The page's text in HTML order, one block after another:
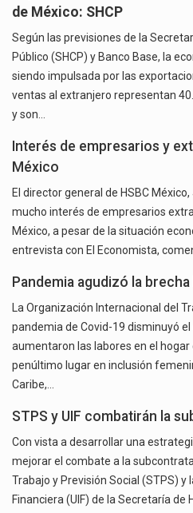
de México: SHCP
Según las previsiones de la
Público (SHCP) y Banco Base, la
siendo impulsada por las
ventas al extranjero representan
y son…
Interés de empresarios y
México
El director general de HSBC
mucho interés de empresarios
México, a pesar de la situación
entrevista con El Economista,
Pandemia agudizó la
La Organización Internacional del
pandemia de Covid-19 disminuyó
aumentaron las labores en el
penúltimo lugar en inclusión
Caribe,…
STPS y UIF combatirán la
Con vista a desarrollar una
mejorar el combate a la
Trabajo y Previsión Social (STPS) y
Financiera (UIF) de la Secretaría de